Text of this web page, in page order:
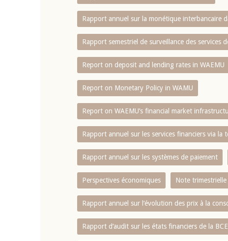
Rapport annuel sur la monétique interbancaire
Rapport semestriel de surveillance des services
Report on deposit and lending rates in WAEMU
Report on Monetary Policy in WAMU
Report on WAEMU’s financial market
Rapport annuel sur les services financiers via la
Rapport annuel sur les systèmes de paiement
Perspectives économiques Note
Rapport annuel sur l‘évolution des prix à la
Rapport d‘audit sur les états financiers de la
d'ouverture du Comité de
Monétaire de la BCEAO du 4
2026, prononcée par son Président
Jean-Claude Kassi BROU
22 juillet 2026
Mot introductif du
Claude Kassi BROU
de présentation du
de la BCEAO